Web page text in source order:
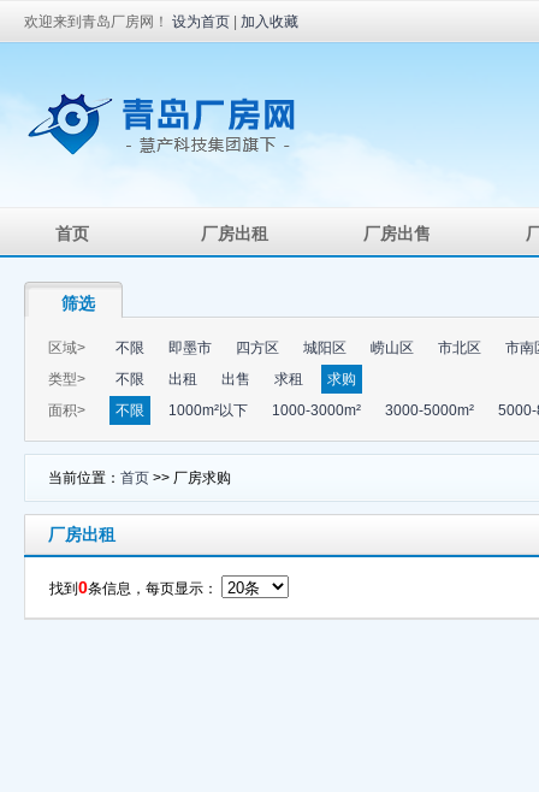
欢迎来到青岛厂房网！ 设为首页 加入收藏
首页 厂房出租 厂房出售
筛选
区域> 不限 即墨市 四方区 城阳区 崂山区 市北区
市南
类型>
不限 出租 出售 求租
求购
面积>
不限 1000m²以下 1000-3000m² 3000-5000m² 5000-
当前位置： 首页 >> 厂房求购
厂房出租
找到 0条信息，每页显示：